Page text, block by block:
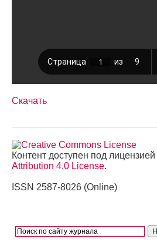
Скачать
Контент доступен под лицензией
Attribution 4.0 License.
ISSN 2587-8026 (Online)